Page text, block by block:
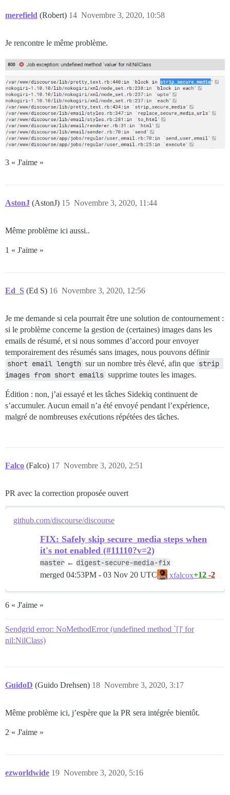
merefield (Robert) Novembre 3, 2020, 10:58
14
Je rencontre le même problème.
3 « J'aime »
AstonJ (AstonJ) Novembre 3, 2020, 11:44
15
Même problème ici aussi..
1 « J'aime »
Ed_S (Ed S) Novembre 3, 2020, 12:56
16
Je me demande si cela pourrait être une solution de contournement :
si le problème concerne la gestion de (certaines) images dans les
emails de résumé, et si nous sommes d’accord pour envoyer
temporairement des résumés sans images, nous pouvons définir
short email length sur un nombre très élevé, afin que strip
images from short emails supprime toutes les images.
Édition : non, j’ai essayé et les tâches Sidekiq continuent de
s’accumuler. Aucun email n’a été envoyé pendant l’expérience,
malgré de nombreuses exécutions répétées des tâches.
Falco (Falco) Novembre 3, 2020, 2:51
17
PR avec la correction proposée ouvert
github.com/discourse/discourse
FIX: Safely skip secure_media steps when
it's not enabled (#11110?v=2)
master ← digest-secure-media-fix
merged 04:53PM - 03 Nov 20 UTC xfalcox+12 -2
6 « J'aime »
Sendgrid error: NoMethodError (undefined method `[]' for
nil:NilClass)
GuidoD (Guido Drehsen) Novembre 3, 2020, 3:17
18
Même problème ici, j’espère que la PR sera intégrée bientôt.
2 « J'aime »
ezworldwide Novembre 3, 2020, 5:16
19